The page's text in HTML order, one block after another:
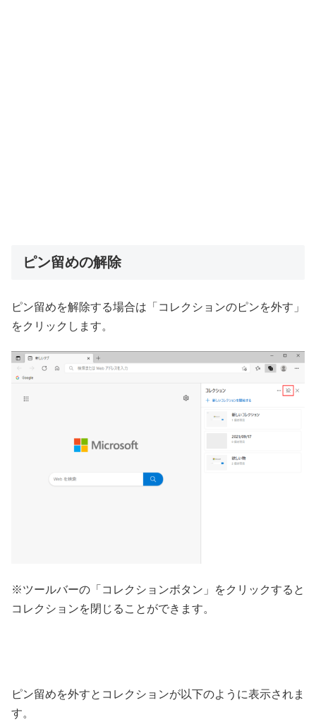
ピン留めの解除
ピン留めを解除する場合は「コレクションのピンを外す」
をクリックします。
※ツールバーの「コレクションボタン」をクリックすると
コレクションを閉じることができます。
ピン留めを外すとコレクションが以下のように表示されま
す。